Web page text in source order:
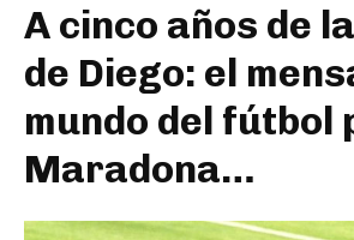
A cinco años de
de Diego: el
mundo del fútbol
Maradona…